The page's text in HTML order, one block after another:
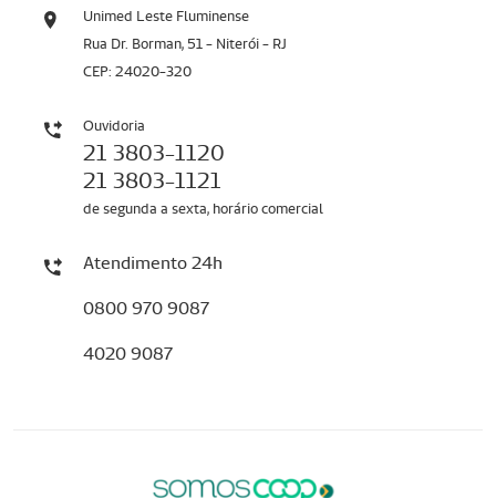
Unimed Leste Fluminense
Rua Dr. Borman, 51 - Niterói - RJ
CEP: 24020-320
Ouvidoria
21 3803-1120
21 3803-1121
de segunda a sexta, horário comercial
Atendimento 24h
0800 970 9087
4020 9087